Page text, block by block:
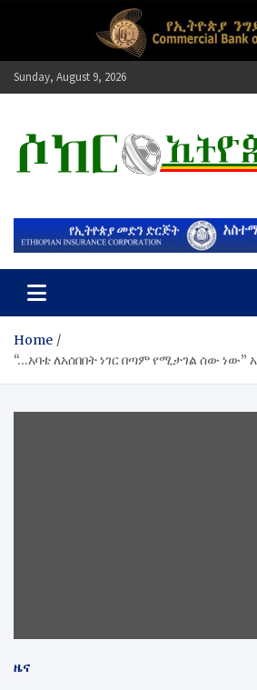
Sunday, August 9, 2026
ሶከር ኢትዮጵያ
Home
“…አባቴ ለአሰበበት ነገር በጣም የሚታገል ሰው
ዜና